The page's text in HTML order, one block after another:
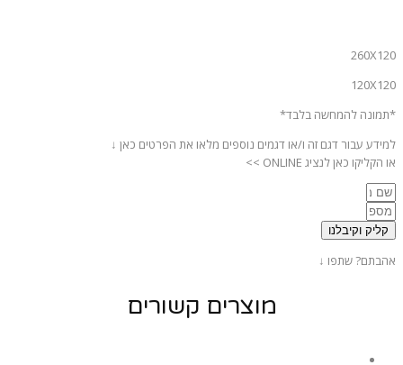
260X120
120X120
*תמונה להמחשה בלבד*
למידע עבור דגם זה ו/או דגמים נוספים מלאו את הפרטים כאן ↓
או הקליקו כאן לנציג ONLINE >>
קליק וקיבלנו
אהבתם? שתפו ↓
מוצרים קשורים